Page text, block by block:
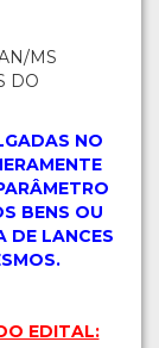
MS
DO
NO
BENS OU
DE LANCES
EDITAL: